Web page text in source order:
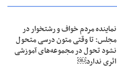
نماینده مردم خواف و رشتخوار در
مجلس: تا وقتی متون درسی متحول
نشود تحول در مجموعه‌های آموزشی
اثری ندارد￼